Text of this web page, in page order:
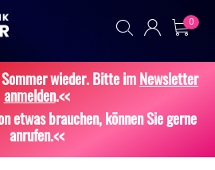
0
wieder. Bitte imNewsletter
anmelden.<<
etwas brauchen, können Sie gerne
anrufen.<<